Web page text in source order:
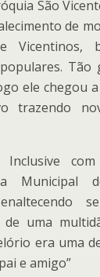
São
de
Vicentinos,
Tão
ele chegou
trazendo
com
Municipal
enaltecendo
uma
era uma
e amigo”